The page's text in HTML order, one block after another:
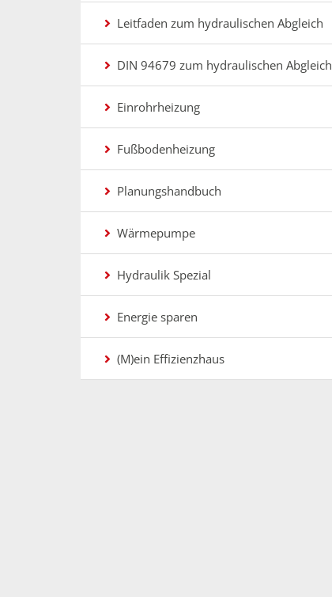
Leitfaden zum hydraulischen Abgleich
DIN 94679 zum hydraulischen Abgleich
Einrohrheizung
Fußbodenheizung
Planungshandbuch
Wärmepumpe
Hydraulik Spezial
Energie sparen
(M)ein Effizienzhaus